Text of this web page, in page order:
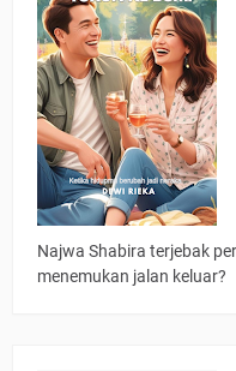
Najwa Shabira terjebak
menemukan jalan keluar?